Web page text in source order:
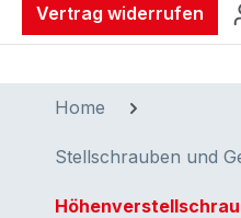
Vertrag widerrufen
Home
Stellschrauben und